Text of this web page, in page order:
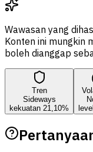
Wawasan yang
Konten ini mungkin
boleh dianggap
Tren
Sideways
kekuatan 21,10%